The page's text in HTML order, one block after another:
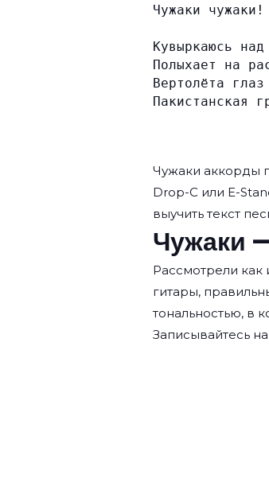
Чужаки чужаки!
Кувыркаюсь
Полыхает на
Вертолёта
Пакистанская
Чужаки аккорды
Drop-C или E-
выучить текст
Чужаки
Рассмотрели
гитары,
тональностью, в
Записывайтесь на